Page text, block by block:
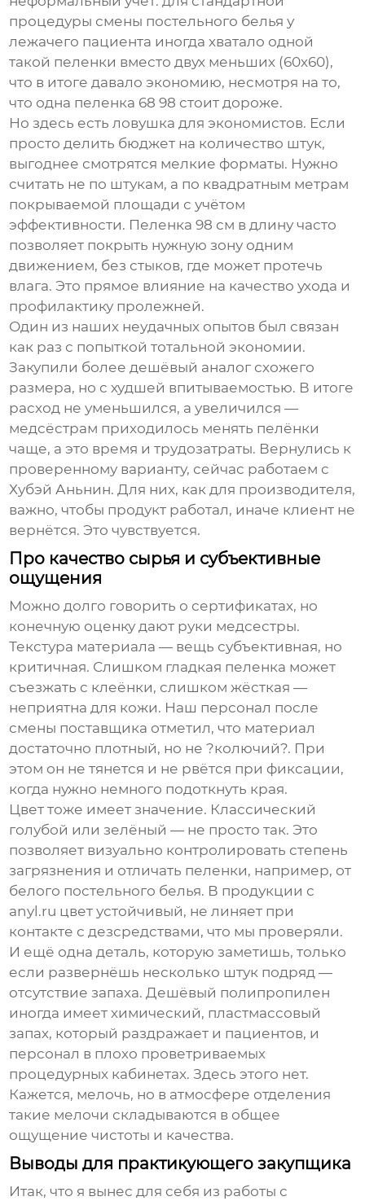
процедуры смены постельного белья у
лежачего пациента иногда хватало одной
такой пеленки вместо двух меньших (60х60),
что в итоге давало экономию, несмотря на то,
что одна пеленка 68 98 стоит дороже.
Но здесь есть ловушка для экономистов. Если
просто делить бюджет на количество штук,
выгоднее смотрятся мелкие форматы. Нужно
считать не по штукам, а по квадратным метрам
покрываемой площади с учётом
эффективности. Пеленка 98 см в длину часто
позволяет покрыть нужную зону одним
движением, без стыков, где может протечь
влага. Это прямое влияние на качество ухода и
профилактику пролежней.
Один из наших неудачных опытов был связан
как раз с попыткой тотальной экономии.
Закупили более дешёвый аналог схожего
размера, но с худшей впитываемостью. В итоге
расход не уменьшился, а увеличился —
медсёстрам приходилось менять пелёнки
чаще, а это время и трудозатраты. Вернулись к
проверенному варианту, сейчас работаем с
Хубэй Аньнин. Для них, как для производителя,
важно, чтобы продукт работал, иначе клиент не
вернётся. Это чувствуется.
Про качество сырья и субъективные
ощущения
Можно долго говорить о сертификатах, но
конечную оценку дают руки медсестры.
Текстура материала — вещь субъективная, но
критичная. Слишком гладкая пеленка может
съезжать с клеёнки, слишком жёсткая —
неприятна для кожи. Наш персонал после
смены поставщика отметил, что материал
достаточно плотный, но не ?колючий?. При
этом он не тянется и не рвётся при фиксации,
когда нужно немного подоткнуть края.
Цвет тоже имеет значение. Классический
голубой или зелёный — не просто так. Это
позволяет визуально контролировать степень
загрязнения и отличать пеленки, например, от
белого постельного белья. В продукции с
anyl.ru цвет устойчивый, не линяет при
контакте с дезсредствами, что мы проверяли.
И ещё одна деталь, которую заметишь, только
если развернёшь несколько штук подряд —
отсутствие запаха. Дешёвый полипропилен
иногда имеет химический, пластмассовый
запах, который раздражает и пациентов, и
персонал в плохо проветриваемых
процедурных кабинетах. Здесь этого нет.
Кажется, мелочь, но в атмосфере отделения
такие мелочи складываются в общее
ощущение чистоты и качества.
Выводы для практикующего закупщика
Итак, что я вынес для себя из работы с